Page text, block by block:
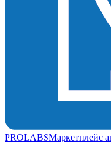
PROLABSМаркетплейс